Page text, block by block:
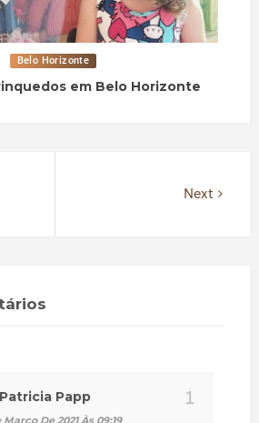
Belo Horizonte
em Belo Horizonte
Next
Patricia Papp
Março De 2021 Às 09:19